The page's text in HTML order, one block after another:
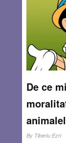
slogan a
JUL 18,
De ce
By Tiberiu Ezri